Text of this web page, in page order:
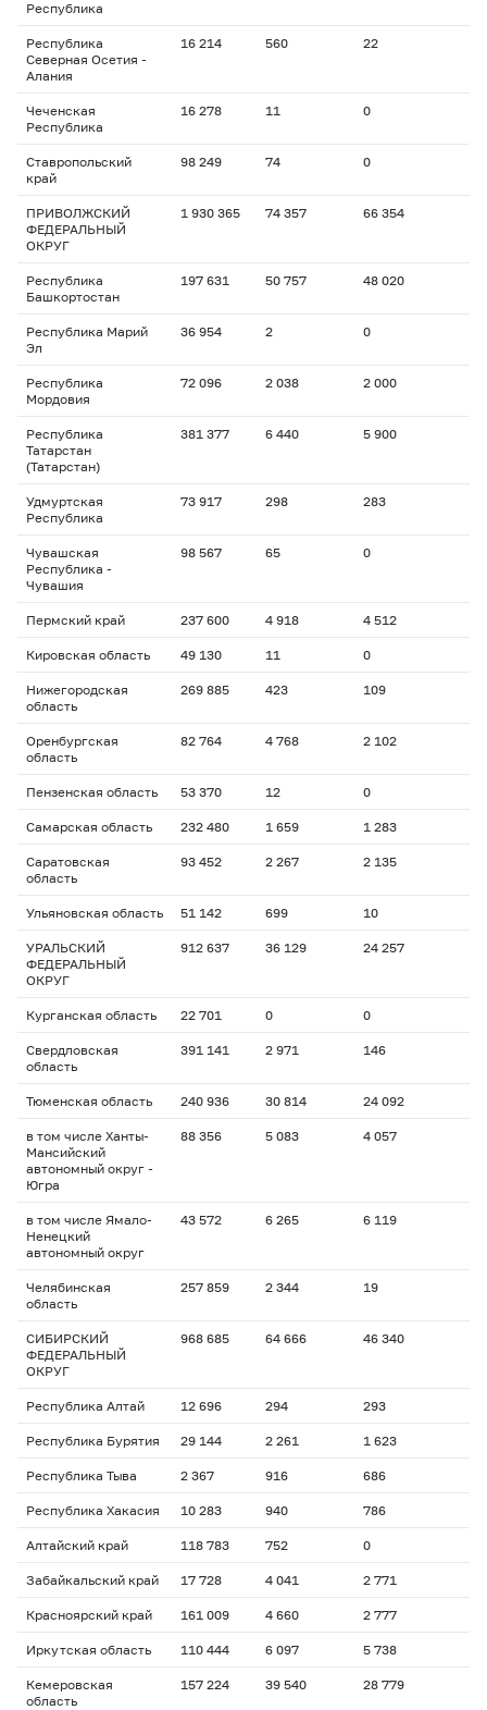
Республика
Республика
Северная Осетия -
Алания
16 214 560 22
Чеченская
Республика
16 278 11 0
Ставропольский
край
98 249 74 0
ПРИВОЛЖСКИЙ
ФЕДЕРАЛЬНЫЙ
ОКРУГ
1 930 365 74 357 66 354
Республика
Башкортостан
197 631 50 757 48 020
Республика Марий
Эл
36 954 2 0
Республика
Мордовия
72 096 2 038 2 000
Республика
Татарстан
(Татарстан)
381 377 6 440 5 900
Удмуртская
Республика
73 917 298 283
Чувашская
Республика -
Чувашия
98 567 65 0
Пермский край 237 600 4 918 4 512
Кировская область 49 130 11 0
Нижегородская
область
269 885 423 109
Оренбургская
область
82 764 4 768 2 102
Пензенская область 53 370 12 0
Самарская область 232 480 1 659 1 283
Саратовская
область
93 452 2 267 2 135
Ульяновская область 51 142 699 10
УРАЛЬСКИЙ
ФЕДЕРАЛЬНЫЙ
ОКРУГ
912 637 36 129 24 257
Курганская область 22 701 0 0
Свердловская
область
391 141 2 971 146
Тюменская область 240 936 30 814 24 092
в том числе Ханты-
Мансийский
автономный округ -
Югра
88 356 5 083 4 057
в том числе Ямало-
Ненецкий
автономный округ
43 572 6 265 6 119
Челябинская
область
257 859 2 344 19
СИБИРСКИЙ
ФЕДЕРАЛЬНЫЙ
ОКРУГ
968 685 64 666 46 340
Республика Алтай 12 696 294 293
Республика Бурятия 29 144 2 261 1 623
Республика Тыва 2 367 916 686
Республика Хакасия 10 283 940 786
Алтайский край 118 783 752 0
Забайкальский край 17 728 4 041 2 771
Красноярский край 161 009 4 660 2 777
Иркутская область 110 444 6 097 5 738
Кемеровская
область
157 224 39 540 28 779